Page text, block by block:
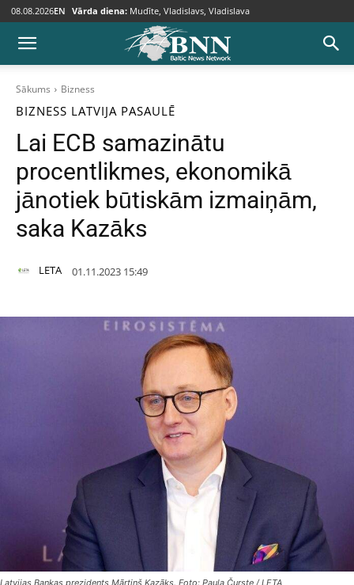
08.08.2026EN Vārda diena: Mudīte, Vladislavs, Vladislava
Sākums Bizness
BIZNESS LATVIJA PASAULĒ
Lai ECB samazinātu
procentlikmes, ekonomikā
jānotiek būtiskām izmaiņām,
saka Kazāks
LETA 01.11.2023 15:49
Latvijas Bankas prezidents Mārtiņš Kazāks. Foto: Paula Čurste / LETA